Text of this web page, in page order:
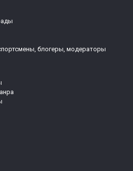
блогеры, модераторы